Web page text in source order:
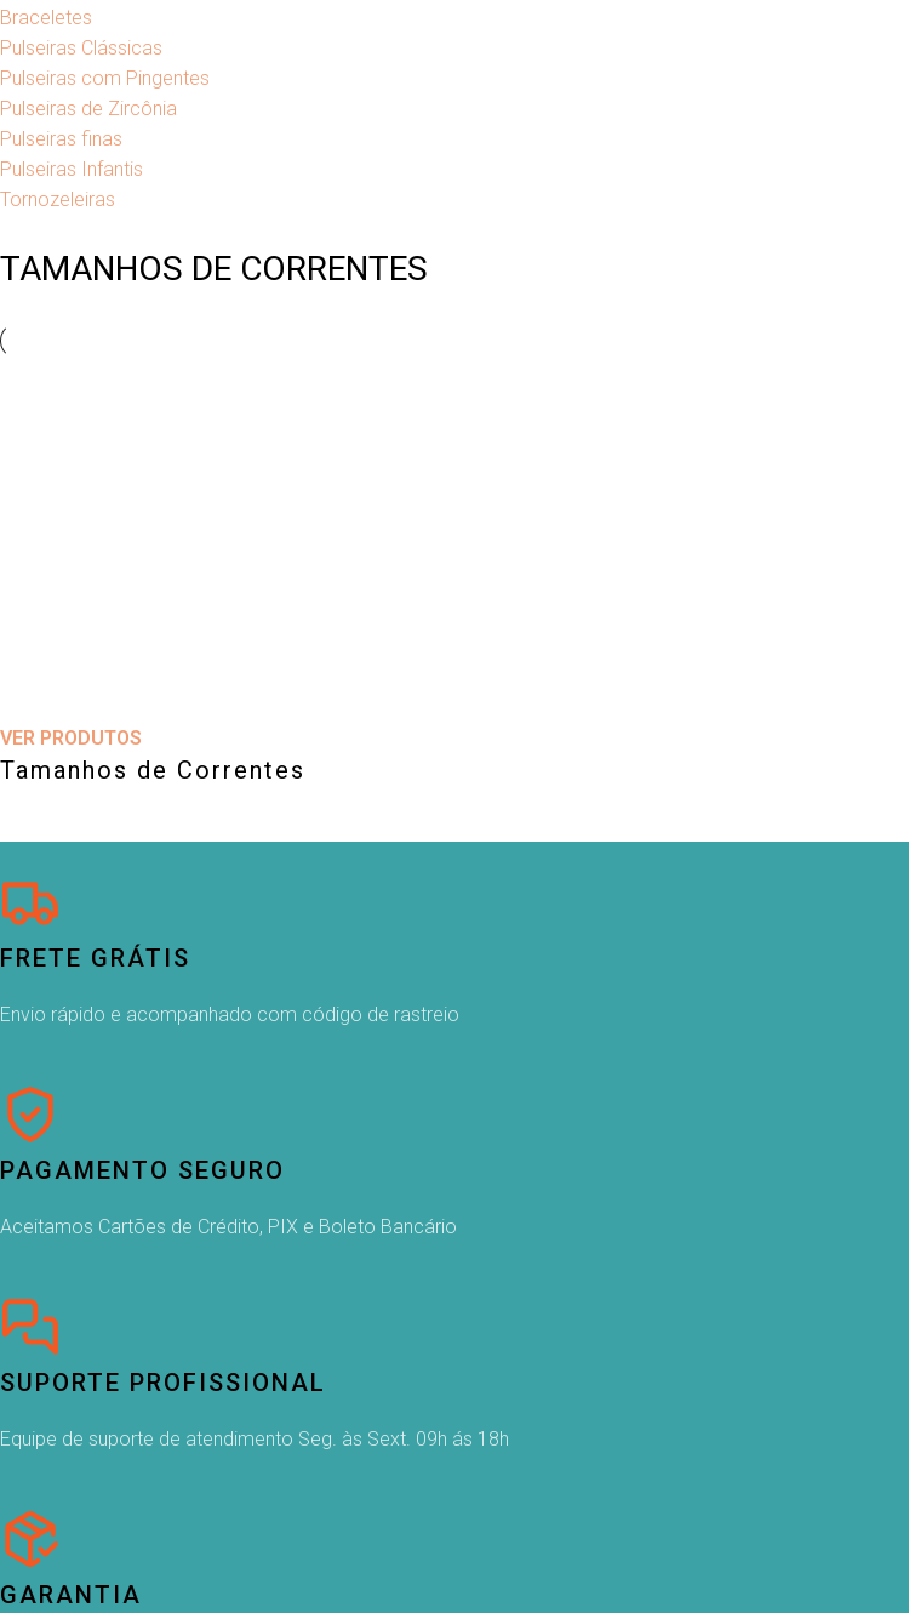
Braceletes
Pulseiras Clássicas
Pulseiras com Pingentes
Pulseiras de Zircônia
Pulseiras finas
Pulseiras Infantis
Tornozeleiras
TAMANHOS DE CORRENTES
VER PRODUTOS
Tamanhos de Correntes
FRETE GRÁTIS
Envio rápido e acompanhado com código de rastreio
PAGAMENTO SEGURO
Aceitamos Cartões de Crédito, PIX e Boleto Bancário
SUPORTE PROFISSIONAL
Equipe de suporte de atendimento Seg. às Sext. 09h ás 18h
GARANTIA